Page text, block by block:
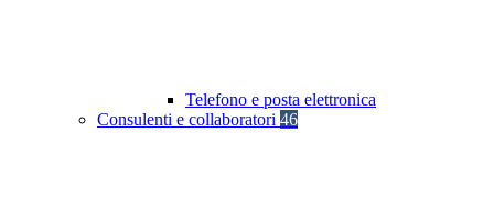
Telefono e posta elettronica
Consulenti e collaboratori 46